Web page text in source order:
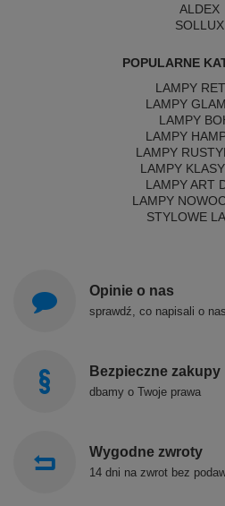
ALDEX
SOLLUX
POPULARNE
LAMPY
LAMPY
LAMPY
LAMPY
LAMPY
LAMPY
LAMPY ART
LAMPY
STYLOWE
Opinie o nas
sprawdź, co napisali o
Bezpieczne zakupy
dbamy o Twoje prawa
Wygodne zwroty
14 dni na zwrot bez